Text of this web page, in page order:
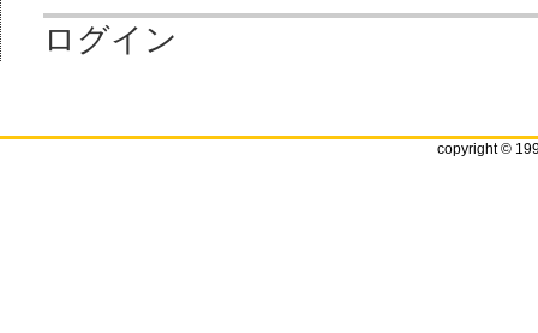
ログイン
copyright ©